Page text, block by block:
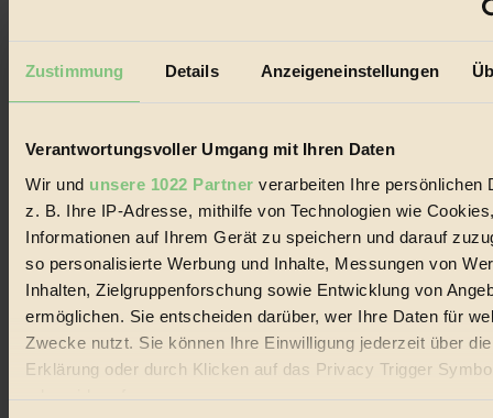
Zustimmung Details Anzeigeneinstellungen
Verantwortungsvoller Umgang mit Ihren Daten
Wir und unsere 1022 Partner verarbeiten Ihre persönlichen
z. B. Ihre IP-Adresse, mithilfe von Technologien wie
Informationen auf Ihrem Gerät zu speichern und darauf
so personalisierte Werbung und Inhalte, Messungen von
Inhalten, Zielgruppenforschung sowie Entwicklung von
ermöglichen. Sie entscheiden darüber, wer Ihre Daten für
Zwecke nutzt. Sie können Ihre Einwilligung jederzeit über
Erklärung oder durch Klicken auf das Privacy Trigger
oder widerrufen
Social Media
22.601 Fans auf Facebook
3.415 Follower auf Twitter
Themen
Nachhaltigkeit
Vegan